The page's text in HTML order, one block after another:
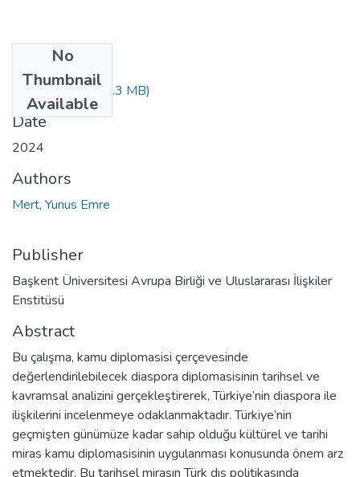
No
Thumbnail
Available
10614877.pdf(1.3 MB)
Date
2024
Authors
Mert, Yunus Emre
Publisher
Başkent Üniversitesi Avrupa Birliği ve Uluslararası İlişkiler
Enstitüsü
Abstract
Bu çalışma, kamu diplomasisi çerçevesinde
değerlendirilebilecek diaspora diplomasisinin tarihsel ve
kavramsal analizini gerçekleştirerek, Türkiye’nin diaspora ile
ilişkilerini incelenmeye odaklanmaktadır. Türkiye’nin
geçmişten günümüze kadar sahip olduğu kültürel ve tarihi
miras kamu diplomasisinin uygulanması konusunda önem arz
etmektedir. Bu tarihsel mirasın Türk dış politikasında